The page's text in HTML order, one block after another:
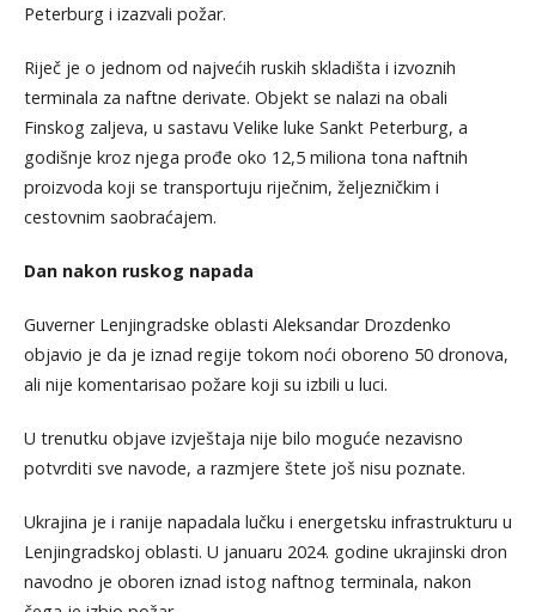
Peterburg i izazvali požar.
Riječ je o jednom od najvećih ruskih skladišta i izvoznih
terminala za naftne derivate. Objekt se nalazi na obali
Finskog zaljeva, u sastavu Velike luke Sankt Peterburg, a
godišnje kroz njega prođe oko 12,5 miliona tona naftnih
proizvoda koji se transportuju riječnim, željezničkim i
cestovnim saobraćajem.
Dan nakon ruskog napada
Guverner Lenjingradske oblasti Aleksandar Drozdenko
objavio je da je iznad regije tokom noći oboreno 50 dronova,
ali nije komentarisao požare koji su izbili u luci.
U trenutku objave izvještaja nije bilo moguće nezavisno
potvrditi sve navode, a razmjere štete još nisu poznate.
Ukrajina je i ranije napadala lučku i energetsku infrastrukturu u
Lenjingradskoj oblasti. U januaru 2024. godine ukrajinski dron
navodno je oboren iznad istog naftnog terminala, nakon